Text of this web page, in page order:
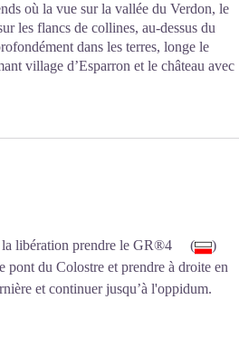
où la vue sur la vallée du Verdon, le
les flancs de collines, au-dessus du
dans les terres, longe le
village d’Esparron et le château avec
la libération prendre le GR®4 (
)
du Colostre et prendre à droite en
et continuer jusqu’à l'oppidum.